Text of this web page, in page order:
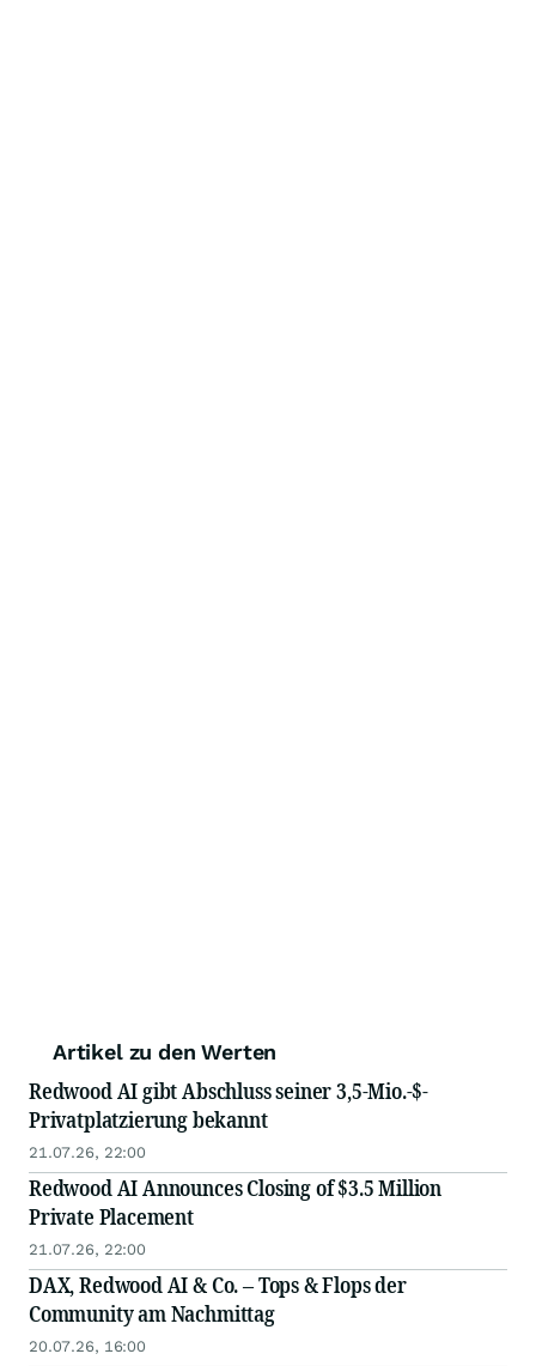
Artikel zu den Werten
Redwood AI gibt Abschluss seiner 3,5-Mio.-$-
Privatplatzierung bekannt
21.07.26, 22:00
Redwood AI Announces Closing of $3.5 Million
Private Placement
21.07.26, 22:00
DAX, Redwood AI & Co. – Tops & Flops der
Community am Nachmittag
20.07.26, 16:00